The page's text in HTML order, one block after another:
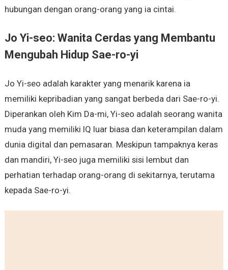
hubungan dengan orang-orang yang ia cintai.
Jo Yi-seo: Wanita Cerdas yang Membantu
Mengubah Hidup Sae-ro-yi
Jo Yi-seo adalah karakter yang menarik karena ia
memiliki kepribadian yang sangat berbeda dari Sae-ro-yi.
Diperankan oleh Kim Da-mi, Yi-seo adalah seorang wanita
muda yang memiliki IQ luar biasa dan keterampilan dalam
dunia digital dan pemasaran. Meskipun tampaknya keras
dan mandiri, Yi-seo juga memiliki sisi lembut dan
perhatian terhadap orang-orang di sekitarnya, terutama
kepada Sae-ro-yi.